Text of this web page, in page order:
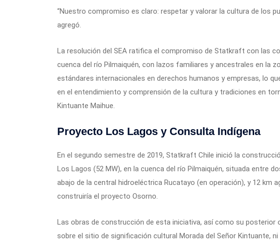
“Nuestro compromiso es claro: respetar y valorar la cultura de los
agregó.
La resolución del SEA ratifica el compromiso de Statkraft con las
cuenca del río Pilmaiquén, con lazos familiares y ancestrales en la
estándares internacionales en derechos humanos y empresas, lo
en el entendimiento y comprensión de la cultura y tradiciones en
Kintuante Maihue.
Proyecto Los Lagos y Consulta Indígena
En el segundo semestre de 2019, Statkraft Chile inició la
Los Lagos (52 MW), en la cuenca del río Pilmaiquén, situada entre
abajo de la central hidroeléctrica Rucatayo (en operación), y 12 km
construiría el proyecto Osorno.
Las obras de construcción de esta iniciativa, así como su posterior
sobre el sitio de significación cultural Morada del Señor Kintuante,